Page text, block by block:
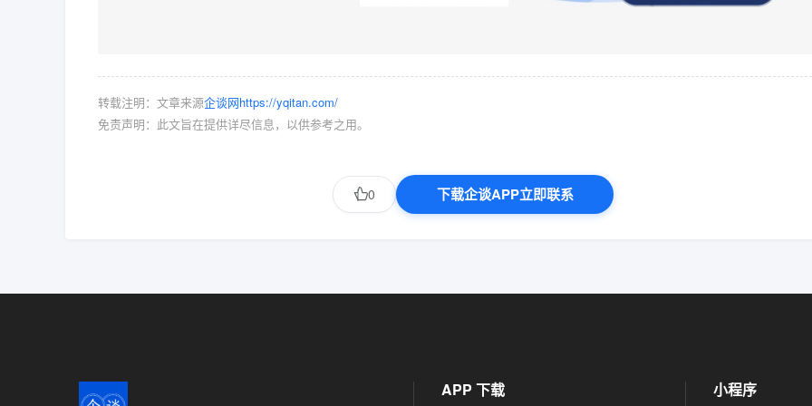
转载注明：文章来源企谈网https://yqitan.com/
免责声明：此文旨在提供详尽信息，以供参考之用。
0 下载企谈APP立即联系
APP 下载 小程序